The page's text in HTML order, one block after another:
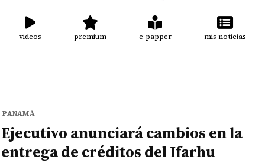
videos premium e-papper mis noticias
PANAMÁ
Ejecutivo anunciará cambios en la
entrega de créditos del Ifarhu